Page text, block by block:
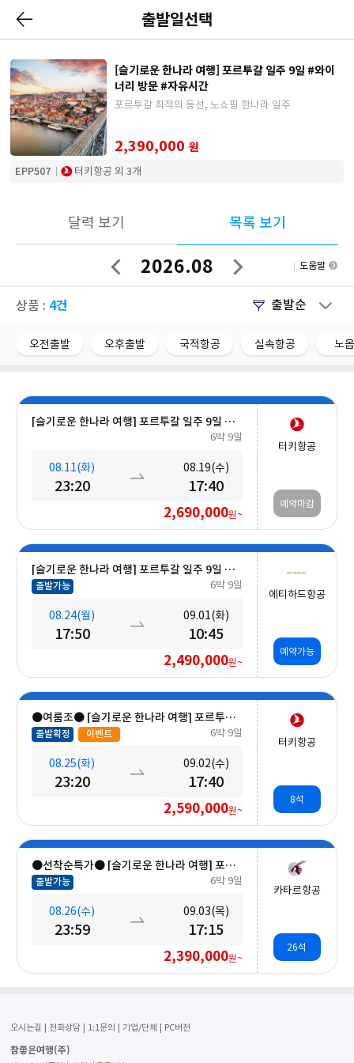
출발일선택
[슬기로운 한나라 여행] 포르투갈 일주 9일 #와이
너리 방문 #자유시간
포르투갈 최적의 동선, 노쇼핑 한나라 일주
2,390,000 원
EPP507 터키항공 외 3개
달력 보기 목록 보기
이
2026.08
다
도움말
상품 : 4건 출발순
오전출발 오후출발 국적항공 실속항공 노
[슬기로운 한나라 여행] 포르투갈 일주 9일 #노쇼핑 #리스본IN-포르투OUT #렐루서점, 와이너리, 자유시간
6박 9일
08.11(화)
23:20
08.19(수)
17:40
2,690,000원~
터키항공
예약마감
[슬기로운 한나라 여행] 포르투갈 일주 9일 #렐루서점, 와이너리, 자유시간, 마일리지 적립
출발가능 6박 9일
08.24(월)
17:50
09.01(화)
10:45
2,490,000원~
에티하드항공
예약가능
●여룸조● [슬기로운 한나라 여행] 포르투갈 일주 9일 #노쇼핑 #리스본IN-포르투OUT #렐루서점, 와이너리,
출발확정 이벤트 6박 9일
08.25(화)
23:20
09.02(수)
17:40
2,590,000원~
터키항공
8석
●선착순특가● [슬기로운 한나라 여행] 포르투갈 일주 9일 #아베이루 #코스타노바#렐루서점
출발가능 6박 9일
08.26(수)
23:59
09.03(목)
17:15
2,390,000원~
카타르항공
26석
오시는길 전화상담 1:1문의 기업/단체 PC버전
참좋은여행(주)